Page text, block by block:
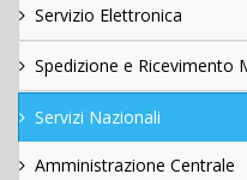
Servizio Elettronica
Spedizione e Ricevimento
Servizi Nazionali
Amministrazione Centrale